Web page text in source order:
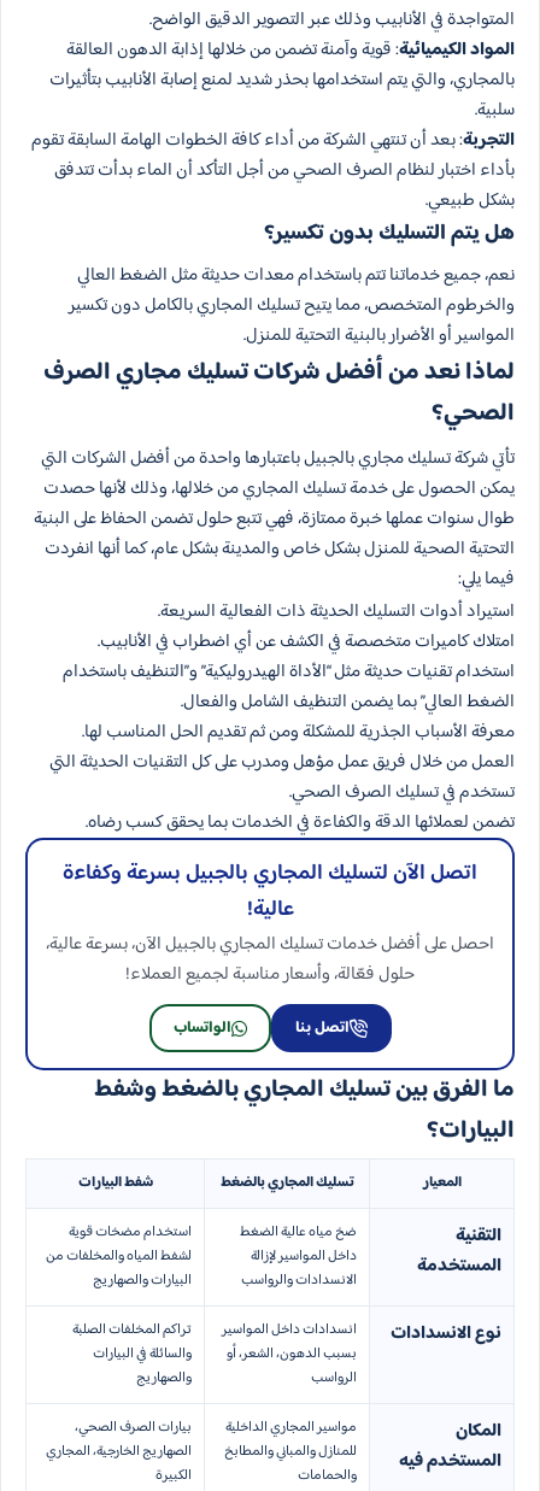
المتواجدة في الأنابيب وذلك عبر التصوير الدقيق الواضح.
المواد الكيميائية: قوية وآمنة تضمن من خلالها إذابة الدهون العالقة
بالمجاري، والتي يتم استخدامها بحذر شديد لمنع إصابة الأنابيب بتأثيرات
سلبية.
التجربة: بعد أن تنتهي الشركة من أداء كافة الخطوات الهامة السابقة تقوم
بأداء اختبار لنظام الصرف الصحي من أجل التأكد أن الماء بدأت تتدفق
بشكل طبيعي.
هل يتم التسليك بدون تكسير؟
نعم، جميع خدماتنا تتم باستخدام معدات حديثة مثل الضغط العالي
والخرطوم المتخصص، مما يتيح تسليك المجاري بالكامل دون تكسير
المواسير أو الأضرار بالبنية التحتية للمنزل.
لماذا نعد من أفضل شركات تسليك مجاري الصرف
الصحي؟
تأتي شركة تسليك مجاري بالجبيل باعتبارها واحدة من أفضل الشركات التي
يمكن الحصول على خدمة تسليك المجاري من خلالها، وذلك لأنها حصدت
طوال سنوات عملها خبرة ممتازة، فهي تتبع حلول تضمن الحفاظ على البنية
التحتية الصحية للمنزل بشكل خاص والمدينة بشكل عام، كما أنها انفردت
فيما يلي:
استيراد أدوات التسليك الحديثة ذات الفعالية السريعة.
امتلاك كاميرات متخصصة في الكشف عن أي اضطراب في الأنابيب.
استخدام تقنيات حديثة مثل “الأداة الهيدروليكية” و”التنظيف باستخدام
الضغط العالي” بما يضمن التنظيف الشامل والفعال.
معرفة الأسباب الجذرية للمشكلة ومن ثم تقديم الحل المناسب لها.
العمل من خلال فريق عمل مؤهل ومدرب على كل التقنيات الحديثة التي
تستخدم في تسليك الصرف الصحي.
تضمن لعملائها الدقة والكفاءة في الخدمات بما يحقق كسب رضاه.
اتصل الآن لتسليك المجاري بالجبيل بسرعة وكفاءة
عالية!
احصل على أفضل خدمات تسليك المجاري بالجبيل الآن، بسرعة عالية،
حلول فعّالة، وأسعار مناسبة لجميع العملاء!
اتصل بنا الواتساب
ما الفرق بين تسليك المجاري بالضغط وشفط
البيارات؟
المعيار تسليك المجاري بالضغط شفط البيارات
التقنية
المستخدمة
ضخ مياه عالية الضغط
داخل المواسير لإزالة
الانسدادات والرواسب
استخدام مضخات قوية
لشفط المياه والمخلفات من
البيارات والصهاريج
نوع الانسدادات
انسدادات داخل المواسير
بسبب الدهون، الشعر، أو
الرواسب
تراكم المخلفات الصلبة
والسائلة في البيارات
والصهاريج
المكان
المستخدم فيه
مواسير المجاري الداخلية
للمنازل والمباني والمطابخ
والحمامات
بيارات الصرف الصحي،
الصهاريج الخارجية، المجاري
الكبيرة